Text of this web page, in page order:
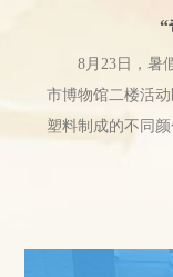
《竹韵天
为促进资源
济南市博物馆本
适中的原则，将《